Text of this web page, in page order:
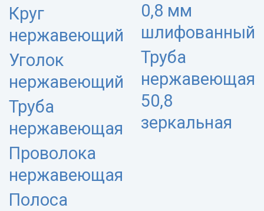
Круг
нержавеющий
Уголок
нержавеющий
Труба
нержавеющая
Проволока
нержавеющая
Полоса
0,8 мм
шлифованный
Труба
нержавеющая
50,8
зеркальная